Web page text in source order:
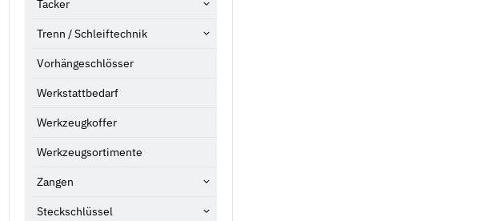
Tacker
Trenn / Schleiftechnik
Vorhängeschlösser
Werkstattbedarf
Werkzeugkoffer
Werkzeugsortimente
Zangen
Steckschlüssel